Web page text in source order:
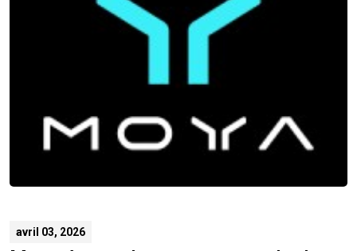
avril 03, 2026